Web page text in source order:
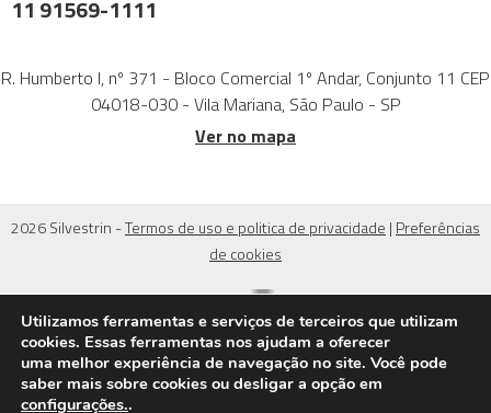
11 91569-1111
R. Humberto I, nº 371 - Bloco Comercial 1º Andar, Conjunto 11 CEP
04018-030 - Vila Mariana, São Paulo - SP
Ver no mapa
2026 Silvestrin -Termos de uso e politica de privacidade | Preferências
de cookies
Utilizamos ferramentas e serviços de terceiros que utilizam
cookies. Essas ferramentas nos ajudam a oferecer
uma melhor experiência de navegação no site. Você pode
saber mais sobre cookies ou desligar a opção em
configurações..